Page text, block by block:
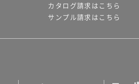
カタログ請求はこちら
サンプル請求はこちら